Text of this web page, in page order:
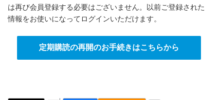
は再び会員登録する必要はございません。以前ご登録された
情報をお使いになってログインいただけます。
定期購読の再開のお手続きはこちらから